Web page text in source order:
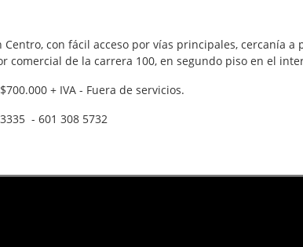
con fácil acceso por vías principales, cercanía
comercial de la carrera 100, en segundo piso en el
$700.000 + IVA - Fuera de servicios.
- 601 308 5732